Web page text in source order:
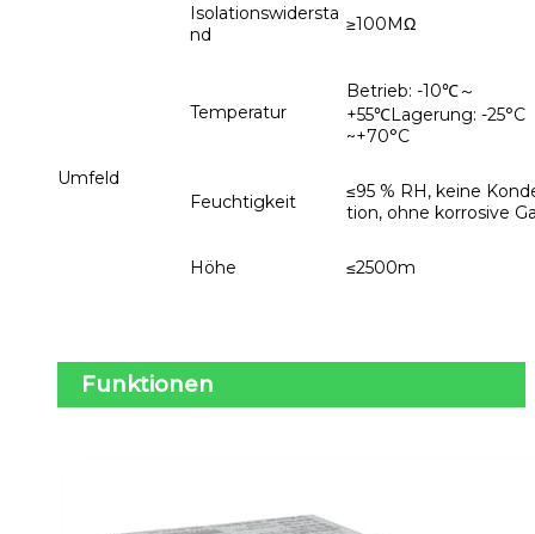
Isolationswidersta
nd
≥100MΩ
Umfeld
Temperatur
Betrieb: -10℃～
+55℃Lagerung: -25°C
~+70°C
Feuchtigkeit
≤95 % RH, keine
tion, ohne korrosive
Höhe ≤2500m
Funktionen